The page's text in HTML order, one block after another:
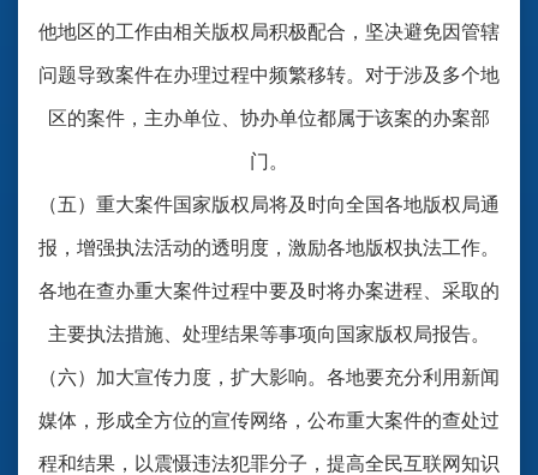
他地区的工作由相关版权局积极配合，坚决避免因管辖
问题导致案件在办理过程中频繁移转。对于涉及多个地
区的案件，主办单位、协办单位都属于该案的办案部
门。
（五）重大案件国家版权局将及时向全国各地版权局通
报，增强执法活动的透明度，激励各地版权执法工作。
各地在查办重大案件过程中要及时将办案进程、采取的
主要执法措施、处理结果等事项向国家版权局报告。
（六）加大宣传力度，扩大影响。各地要充分利用新闻
媒体，形成全方位的宣传网络，公布重大案件的查处过
程和结果，以震慑违法犯罪分子，提高全民互联网知识